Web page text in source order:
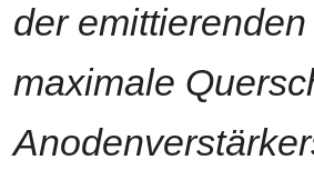
der
maximale